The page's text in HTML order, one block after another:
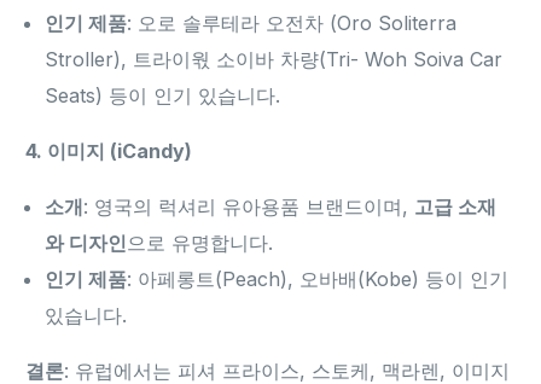
인기 제품: 오로 솔루테라 오전차 (Oro Soliterra
Stroller), 트라이웏 소이바 차량(Tri- Woh Soiva Car
Seats) 등이 인기 있습니다.
4. 이미지 (iCandy)
소개: 영국의 럭셔리 유아용품 브랜드이며, 고급 소재
와 디자인으로 유명합니다.
인기 제품: 아페롱트(Peach), 오바배(Kobe) 등이 인기
있습니다.
결론: 유럽에서는 피셔 프라이스, 스토케, 맥라렌, 이미지